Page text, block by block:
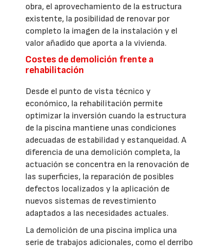
obra, el aprovechamiento de la estructura
existente, la posibilidad de renovar por
completo la imagen de la instalación y el
valor añadido que aporta a la vivienda.
Costes de demolición frente a
rehabilitación
Desde el punto de vista técnico y
económico, la rehabilitación permite
optimizar la inversión cuando la estructura
de la piscina mantiene unas condiciones
adecuadas de estabilidad y estanqueidad. A
diferencia de una demolición completa, la
actuación se concentra en la renovación de
las superficies, la reparación de posibles
defectos localizados y la aplicación de
nuevos sistemas de revestimiento
adaptados a las necesidades actuales.
La demolición de una piscina implica una
serie de trabajos adicionales, como el derribo